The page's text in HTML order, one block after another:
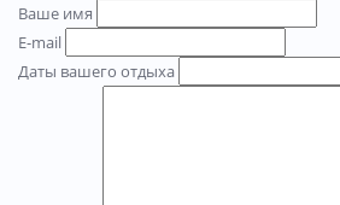
Ваше имя
E-mail
Даты вашего отдыха